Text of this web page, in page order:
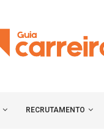
RECRUTAMENTO